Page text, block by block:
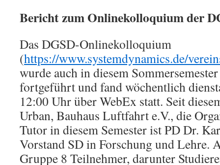
Bericht zum Onlinekolloquium der
Das DGSD-Onlinekolloquium
(https://www.systemdynamics.de/
wurde auch in diesem
fortgeführt und fand wöchentlich
12:00 Uhr über WebEx statt. Seit
Urban, Bauhaus Luftfahrt e.V., die
Tutor in diesem Semester ist PD Dr.
Vorstand SD in Forschung und Lehre.
Gruppe 8 Teilnehmer, darunter